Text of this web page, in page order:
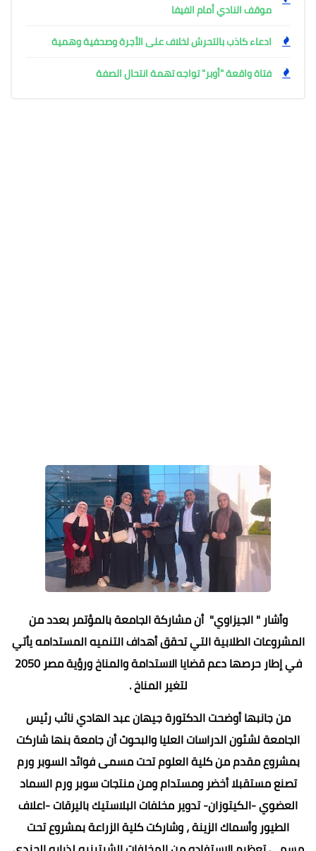
موقف النادي أمام الفيفا
ادعاء كاذب بالتحرش لخلاف على الأجرة وصحفية وهمية
فتاة واقعة "أوبر" تواجه تهمة انتحال الصفة
وأشار " الجيزاوي" أن مشاركة الجامعة بالمؤتمر بعدد من
المشروعات الطلابية التي تحقق أهداف التنميه المستدامه يأتي
في إطار حرصها دعم قضايا الاستدامة والمناخ ورؤية مصر 2050
لتغير المناخ .
من جانبها أوضحت الدكتورة جيهان عبد الهادي نائب رئيس
الجامعة لشئون الدراسات العليا والبحوث أن جامعة بنها شاركت
بمشروع مقدم من كلية العلوم تحت مسمى فوائد السوبر ورم
تصنع مستقبلا أخضر ومستدام ومن منتجات سوبر ورم السماد
العضوي -الكيتوزان- تدوير مخلفات البلاستيك باليرقات -اعلاف
الطيور وأسماك الزينة ، وشاركت كلية الزراعة بمشروع تحت